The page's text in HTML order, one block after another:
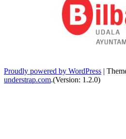
Proudly powered by WordPress
understrap.com.(Version: 1.2.0)